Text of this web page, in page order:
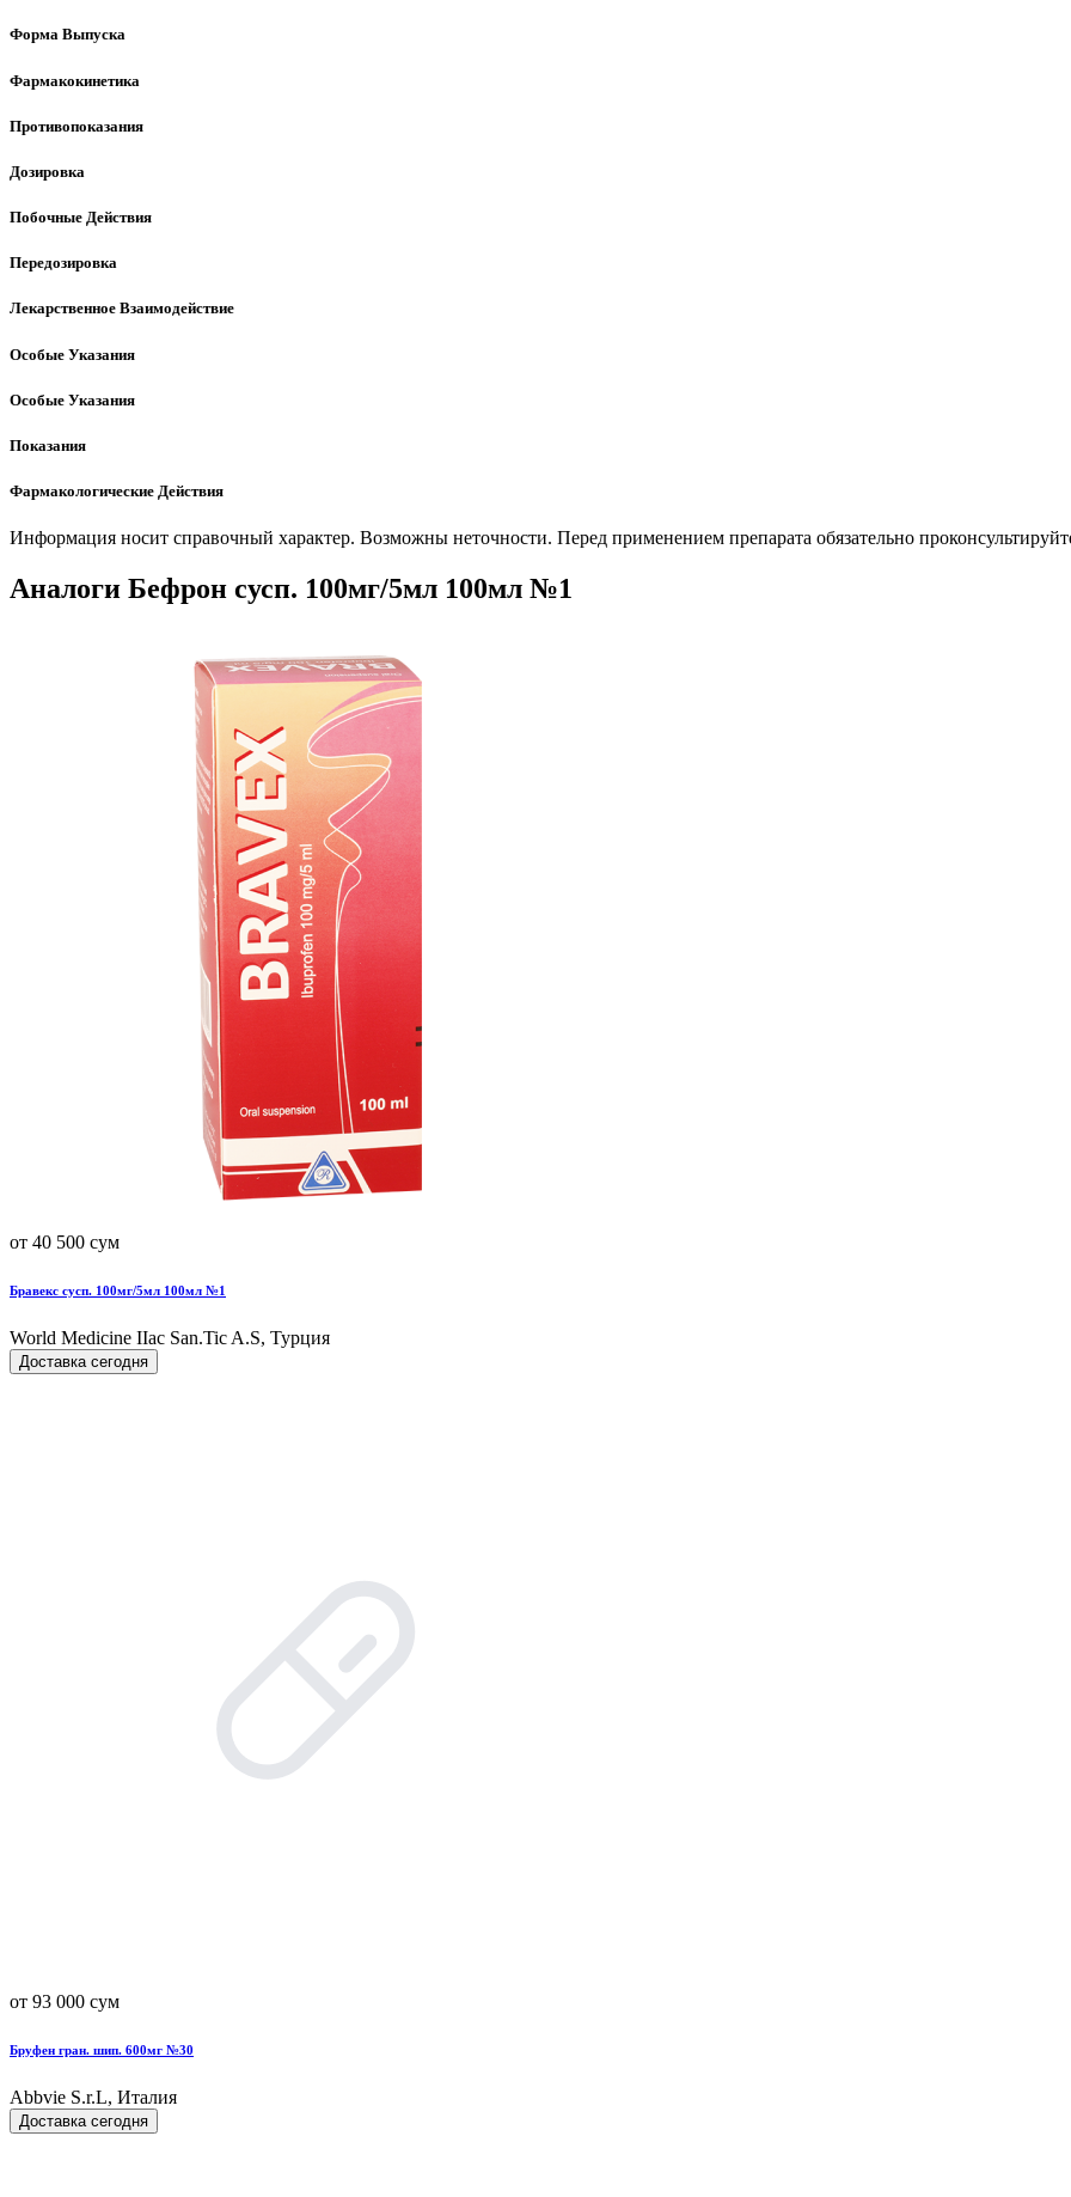
Форма Выпуска
Фармакокинетика
Противопоказания
Дозировка
Побочные Действия
Передозировка
Лекарственное Взаимодействие
Особые Указания
Особые Указания
Показания
Фармакологические Действия
Информация носит справочный характер. Возможны неточности. Перед применением препарата обязательно
Аналоги Бефрон сусп. 100мг/5мл 100мл №1
от 40 500 сум
Бравекс сусп. 100мг/5мл 100мл №1
World Мedicine IIac San.Tic A.S, Турция
Доставка сегодня
от 93 000 сум
Бруфен гран. шип. 600мг №30
Abbvie S.r.L, Италия
Доставка сегодня